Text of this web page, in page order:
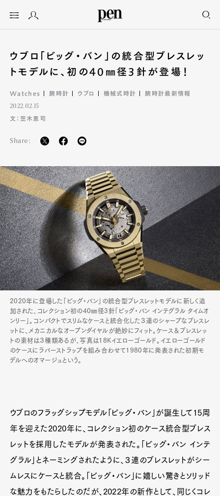
ウブロ「ビッグ・バン」の統合型ブレスレッ
トモデルに、初の40㎜径3針が登場！
Watches 腕時計 ウブロ 機械式時計 腕時計最新情報
2022.02.15
文：笠木恵司
Share:
2020年に登場した「ビッグ・バン」の統合型ブレスレットモデルに新しく追
加された、コレクション初の40㎜径3針「ビッグ・バン インテグラル タイムオ
ンリー」。コンパクトでスリムなケースと統合化した３連のシャープなブレスレ
ットに、メカニカルなオープンダイヤルが絶妙にフィット。ケース＆ブレスレッ
トの素材は３種類あるが、写真は18Kイエローゴールド。イエローゴールド
のケースにラバーストラップを組み合わせて1980年に発表された初期モ
デルへのオマージュという。
ウブロのフラッグシップモデル「ビッグ・バン」が誕生して15周
年を迎えた2020年に、コレクション初のケース統合型ブレス
レットを採用したモデルが発表された。「ビッグ・バン インテ
グラル」とネーミングされたように、３連のブレスレットがシー
ムレスにケースと統合。「ビッグ・バン」に嬉しい驚きとソリッド
な魅力をもたらしたのだが、2022年の新作として、同じくコレ